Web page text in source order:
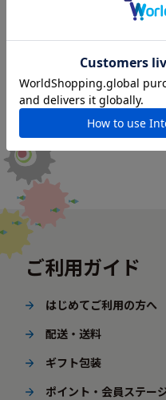
ご利用ガイド
はじめてご利用の方へ
配送・送料
ギフト包装
ポイント・会員ステー